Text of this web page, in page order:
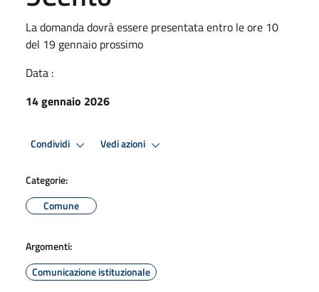
La domanda dovrà essere presentata entro le ore 10
del 19 gennaio prossimo
Data :
14 gennaio 2026
Condividi Vedi azioni
Categorie:
Comune
Argomenti:
Comunicazione istituzionale